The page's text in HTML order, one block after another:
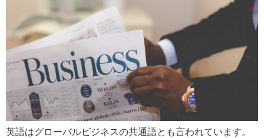
英語はグローバルビジネスの共通語とも言われています。